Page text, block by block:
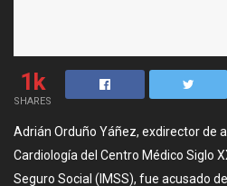
1k
SHARES
Adrián Orduño Yáñez, exdirector de
Cardiología del Centro Médico Siglo
Seguro Social (IMSS), fue acusado